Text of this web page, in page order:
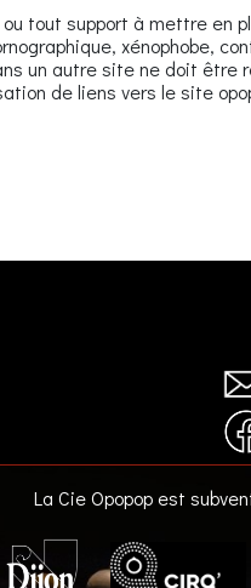
tout support à mettre en
xénophobe,
un autre site ne doit
de liens vers le site
La Cie Opopop est